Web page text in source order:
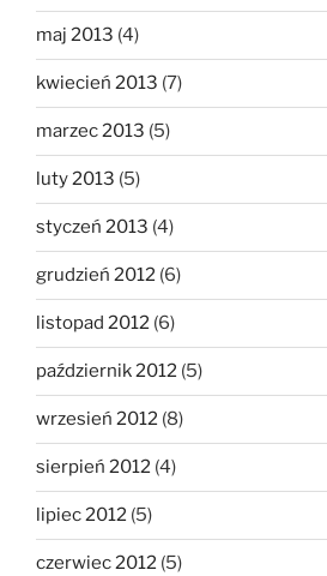
maj 2013 (4)
kwiecień 2013 (7)
marzec 2013 (5)
luty 2013 (5)
styczeń 2013 (4)
grudzień 2012 (6)
listopad 2012 (6)
październik 2012 (5)
wrzesień 2012 (8)
sierpień 2012 (4)
lipiec 2012 (5)
czerwiec 2012 (5)